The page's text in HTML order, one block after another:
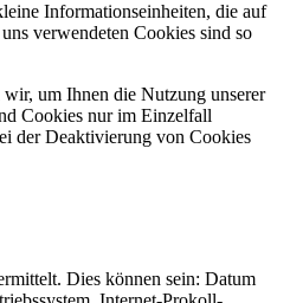
Informationseinheiten, die auf
verwendeten Cookies sind so
um Ihnen die Nutzung unserer
Cookies nur im Einzelfall
der Deaktivierung von Cookies
Dies können sein: Datum